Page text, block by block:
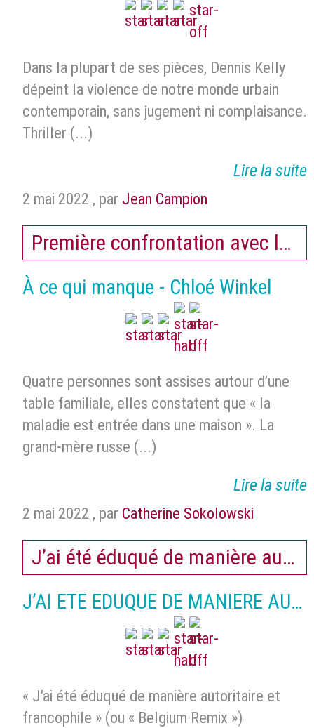
Dans la plupart de ses pièces, Dennis Kelly
dépeint la violence de notre monde urbain
contemporain, sans jugement ni complaisance.
Thriller (...)
Lire la suite
2 mai 2022 , par Jean Campion
Première confrontation avec la
À ce qui manque - Chloé Winkel
Quatre personnes sont assises autour d’une
table familiale, elles constatent que « la
maladie est entrée dans une maison ». La
grand-mère russe (...)
Lire la suite
2 mai 2022 , par Catherine Sokolowski
J’ai été éduqué de manière
J’AI ETE EDUQUE DE MANIERE
« J’ai été éduqué de manière autoritaire et
francophile » (ou « Belgium Remix »)